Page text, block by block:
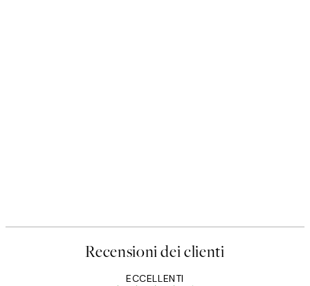
Recensioni dei clienti
ECCELLENTI